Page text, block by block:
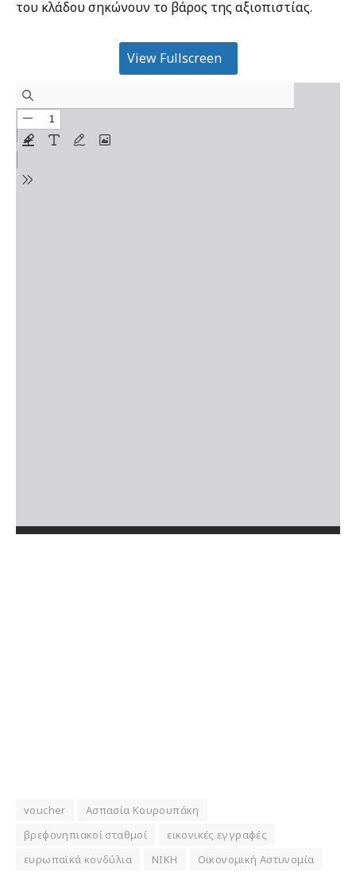
του κλάδου σηκώνουν το βάρος της αξιοπιστίας.
View Fullscreen
voucher
Ασπασία Κουρουπάκη
βρεφονηπιακοί σταθμοί
εικονικές εγγραφές
ευρωπαϊκά κονδύλια
ΝΙΚΗ
Οικονομική Αστυνομία